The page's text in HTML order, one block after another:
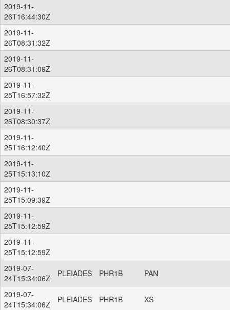
2019-11-
26T16:44:30Z
2019-11-
26T08:31:32Z
2019-11-
26T08:31:09Z
2019-11-
25T16:57:32Z
2019-11-
26T08:30:37Z
2019-11-
25T16:12:40Z
2019-11-
25T15:13:10Z
2019-11-
25T15:09:39Z
2019-11-
25T15:12:59Z
2019-11-
25T15:12:59Z
2019-07-
24T15:34:06Z
PLEIADES PHR1B PAN
2019-07-
24T15:34:06Z
PLEIADES PHR1B XS